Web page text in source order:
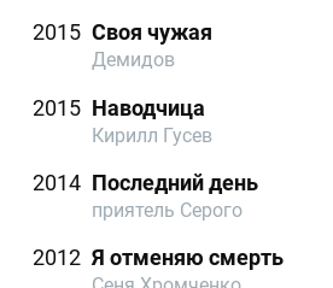
2015 Своя чужая
Демидов
2015 Наводчица
Кирилл Гусев
2014 Последний день
приятель Серого
2012 Я отменяю смерть